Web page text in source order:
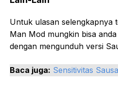
Untuk ulasan selengkapnya
Man Mod mungkin bisa
dengan mengunduh versi
Baca juga: Sensitivitas